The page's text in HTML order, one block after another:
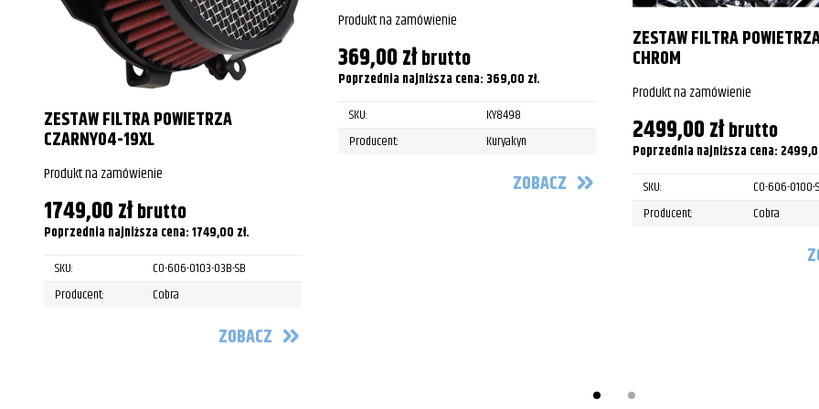
Yamaha
XVS1100A Dragstar Classic
Yamaha
XVS1100A Dragstar Classic
XVS1100A Dragstar Classic
Yamaha
XVS1100A Dragstar Classic
Yamaha
Yamaha
Yamaha
XVS1100A V Star Classic/Silverado
ZESTAW FILTRA POWIETRZA
CZARNY04-19XL
Produkt na zamówienie
1749,00złbrutto
Poprzednia najniższa cena:1749,00 zł.
SKU:
CO-606-0103-03B-SB
Producent:
Cobra
ZOBACZ
Produkt na zamówienie
369,00złbrutto
Poprzednia najniższa cena: 369,00 zł.
SKU:
KY8498
Producent:
Kuryakyn
ZOBACZ
ZESTAW FILTRA
CHROM
Produkt na zamówienie
2499,00złbrutto
Poprzednia najniższa cena:
SKU:
CO-606-0100-
Producent:
Cobra